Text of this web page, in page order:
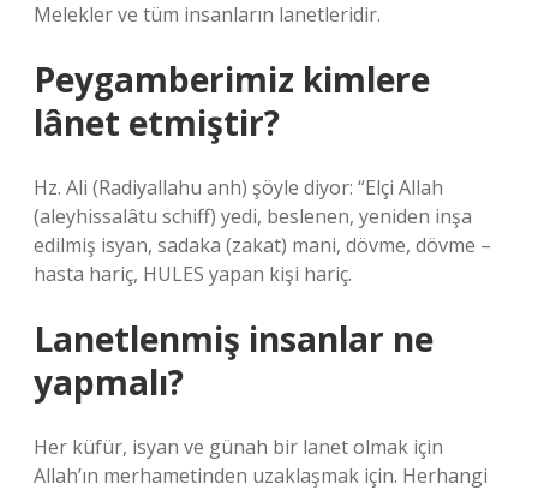
Melekler ve tüm insanların lanetleridir.
Peygamberimiz kimlere
lânet etmiştir?
Hz. Ali (Radiyallahu anh) şöyle diyor: “Elçi Allah
(aleyhissalâtu schiff) yedi, beslenen, yeniden inşa
edilmiş isyan, sadaka (zakat) mani, dövme, dövme –
hasta hariç, HULES yapan kişi hariç.
Lanetlenmiş insanlar ne
yapmalı?
Her küfür, isyan ve günah bir lanet olmak için
Allah’ın merhametinden uzaklaşmak için. Herhangi